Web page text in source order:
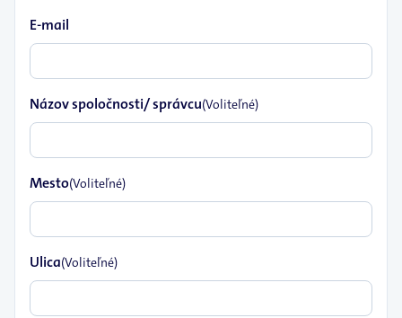
E-mail
Názov spoločnosti/ správcu(Voliteľné)
Mesto(Voliteľné)
Ulica(Voliteľné)